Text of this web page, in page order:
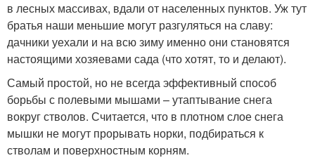
в лесных массивах, вдали от населенных пунктов. Уж тут
братья наши меньшие могут разгуляться на славу:
дачники уехали и на всю зиму именно они становятся
настоящими хозяевами сада (что хотят, то и делают).
Самый простой, но не всегда эффективный способ
борьбы с полевыми мышами – утаптывание снега
вокруг стволов. Считается, что в плотном слое снега
мышки не могут прорывать норки, подбираться к
стволам и поверхностным корням.